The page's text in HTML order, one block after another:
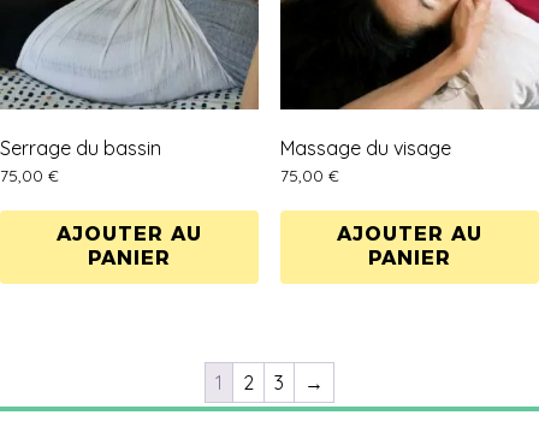
Serrage du bassin
75,00 €
AJOUTER AU
PANIER
Massage du visage
75,00 €
AJOUTER AU
PANIER
1 2 3 →